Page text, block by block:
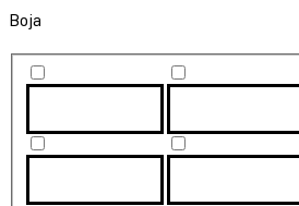
Boja